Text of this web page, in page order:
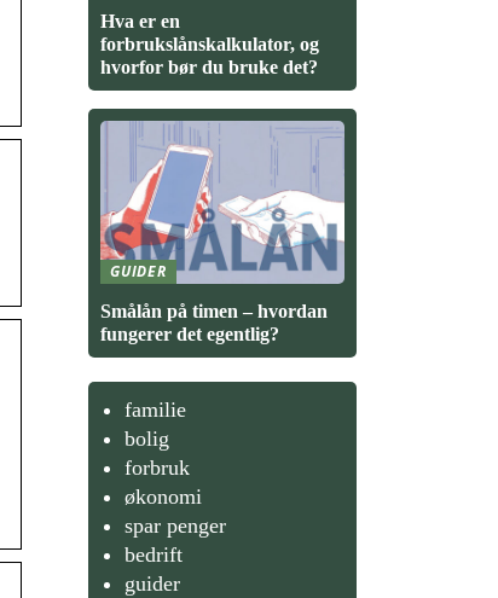
Hva er en
forbrukslånskalkulator, og
hvorfor bør du bruke det?
GUIDER
Smålån på timen – hvordan
fungerer det egentlig?
familie
bolig
forbruk
økonomi
spar penger
bedrift
guider